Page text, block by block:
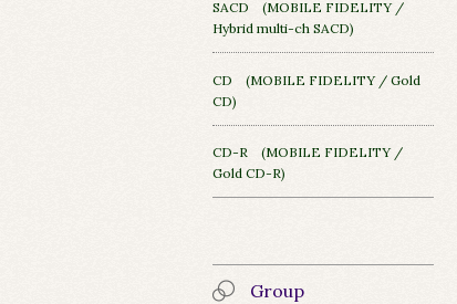
SACD (MOBILE FIDELITY /
Hybrid multi-ch SACD)
CD (MOBILE FIDELITY / Gold
CD)
CD-R (MOBILE FIDELITY /
Gold CD-R)
Group